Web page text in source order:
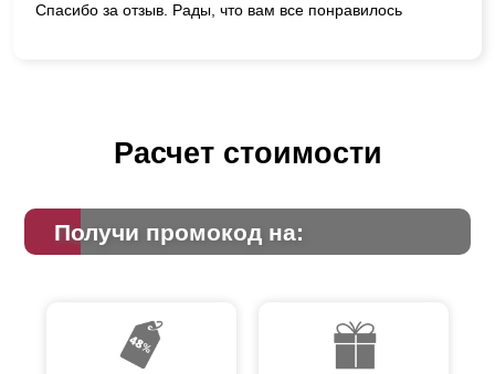
Спасибо за отзыв. Рады, что вам все понравилось
Расчет стоимости
Получи промокод на: